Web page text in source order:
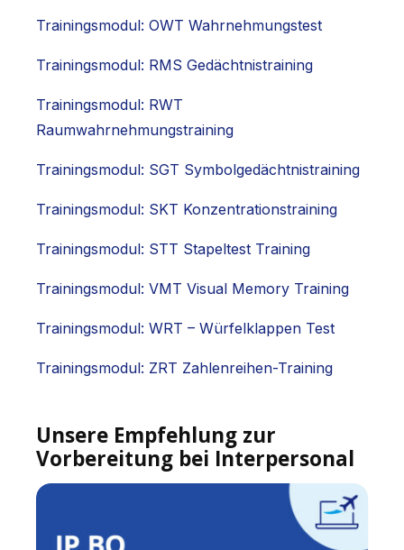
Trainingsmodul: OWT Wahrnehmungstest
Trainingsmodul: RMS Gedächtnistraining
Trainingsmodul: RWT
Raumwahrnehmungstraining
Trainingsmodul: SGT Symbolgedächtnistraining
Trainingsmodul: SKT Konzentrationstraining
Trainingsmodul: STT Stapeltest Training
Trainingsmodul: VMT Visual Memory Training
Trainingsmodul: WRT – Würfelklappen Test
Trainingsmodul: ZRT Zahlenreihen-Training
Unsere Empfehlung zur
Vorbereitung bei Interpersonal